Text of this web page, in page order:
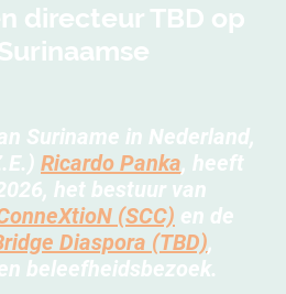
directeur TBD op
Suriname in Nederland,
Ricardo Panka, heeft
het bestuur van
(SCC) en de
Diaspora (TBD),
beleefheidsbezoek.